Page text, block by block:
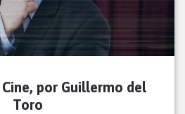
por Guillermo del
Toro